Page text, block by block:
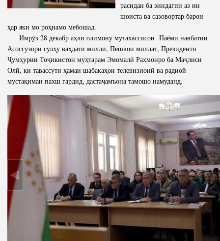
расидан ба зиндагии аз ин
шоиста ва сазовортар барои
ҳар яки мо роҳнамо мебошад.
Имрӯз 28 декабр аҳли олимону мутахассисон Паёми навбатии
Асосгузори сулҳу ваҳдати миллӣ, Пешвои миллат, Президенти
Ҷумҳурии Тоҷикистон муҳтарам Эмомалӣ Раҳмонро ба Маҷлиси
Олӣ, ки тавассути ҳамаи шабакаҳои телевизионӣ ва радиоӣ
мустақиман пахш гардид, дастаҷамъона тамошо намуданд.